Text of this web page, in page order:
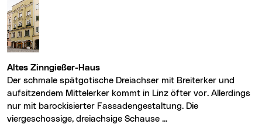
Altes Zinngießer-Haus
Der schmale spätgotische Dreiachser mit Breiterker und
aufsitzendem Mittelerker kommt in Linz öfter vor. Allerdings
nur mit barockisierter Fassadengestaltung. Die
viergeschossige, dreiachsige Schause ...